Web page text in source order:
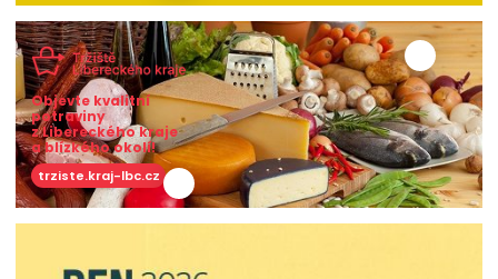
Objevte kvalitní
potraviny
z Libereckého kraje
a blízkého okolí!
trziste.kraj-lbc.cz